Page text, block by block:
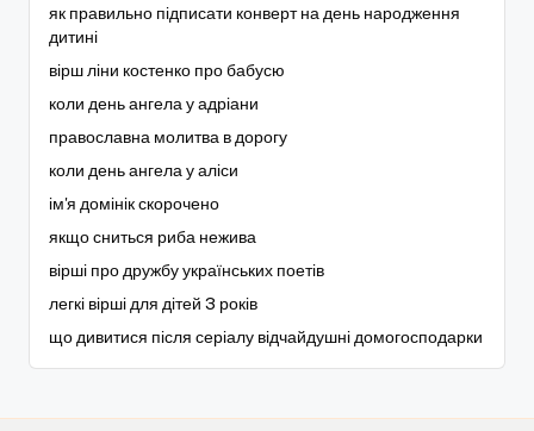
як правильно підписати конверт на день народження
дитині
вірш ліни костенко про бабусю
коли день ангела у адріани
православна молитва в дорогу
коли день ангела у аліси
ім'я домінік скорочено
якщо сниться риба нежива
вірші про дружбу українських поетів
легкі вірші для дітей 3 років
що дивитися після серіалу відчайдушні домогосподарки